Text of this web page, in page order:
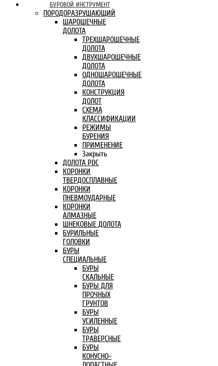
БУРОВОЙ ИНСТРУМЕНТ
ПОРОДОРАЗРУШАЮЩИЙ
ШАРОШЕЧНЫЕ
ДОЛОТА
ТРЕХШАРОШЕЧНЫЕ
ДОЛОТА
ДВУХШАРОШЕЧНЫЕ
ДОЛОТА
ОДНОШАРОШЕЧНЫЕ
ДОЛОТА
КОНСТРУКЦИЯ
ДОЛОТ
СХЕМА
КЛАССИФИКАЦИИ
РЕЖИМЫ
БУРЕНИЯ
ПРИМЕНЕНИЕ
Закрыть
ДОЛОТА PDC
КОРОНКИ
ТВЕРДОСПЛАВНЫЕ
КОРОНКИ
ПНЕВМОУДАРНЫЕ
КОРОНКИ
АЛМАЗНЫЕ
ШНЕКОВЫЕ ДОЛОТА
БУРИЛЬНЫЕ
ГОЛОВКИ
БУРЫ
СПЕЦИАЛЬНЫЕ
БУРЫ
СКАЛЬНЫЕ
БУРЫ ДЛЯ
ПРОЧНЫХ
ГРУНТОВ
БУРЫ
УСИЛЕННЫЕ
БУРЫ
ТРАВЕРСНЫЕ
БУРЫ
КОНУСНО-